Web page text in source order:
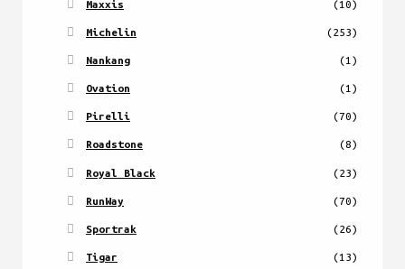
Maxxis (10)
Michelin (253)
Nankang (1)
Ovation (1)
Pirelli (70)
Roadstone (8)
Royal Black (23)
RunWay (70)
Sportrak (26)
Tigar (13)